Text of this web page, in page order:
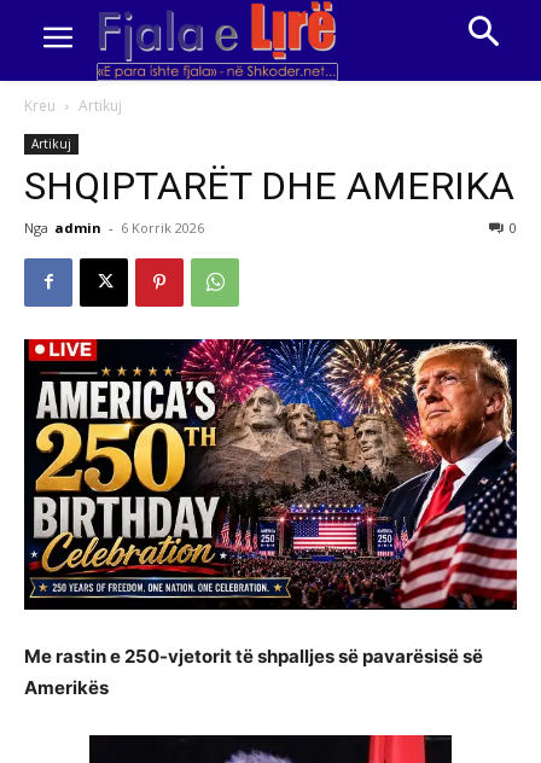
Kreu Artikuj
Artikuj
SHQIPTARËT DHE AMERIKA
Nga admin - 6 Korrik 2026 0
Me rastin e 250-vjetorit të shpalljes së pavarësisë së
Amerikës